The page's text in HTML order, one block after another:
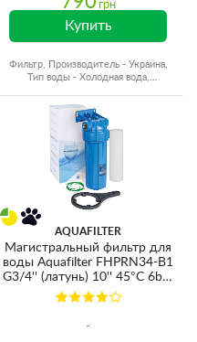
грн
Купить
Фильтр, Производитель - Украина,
Тип воды - Холодная вода,
AQUAFILTER
Магистральный фильтр для
воды Aquafilter FHPRN34-B1
G3/4'' (латунь) 10'' 45°C 6bar
(с картриджем 5mcr)